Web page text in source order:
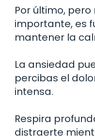
Por último,
importante, es
mantener la
La ansiedad
percibas el
intensa.
Respira
distraerte